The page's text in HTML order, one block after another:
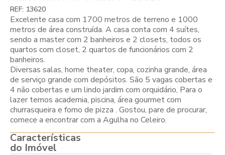
REF: 13620
Excelente casa com 1700 metros de terreno e 1000
metros de área construída. A casa conta com 4 suítes,
sendo a master com 2 banheiros e 2 closets, todos os
quartos com closet, 2 quartos de funcionários com 2
banheiros.
Diversas salas, home theater, copa, cozinha grande, área
de serviço grande com depósitos. São 5 vagas cobertas e
4 não cobertas e um lindo jardim com orquidário, Para o
lazer temos academia, piscina, área gourmet com
churrasqueira e forno de pizza . Gostou, pare de procurar,
comece a encontrar com a Agulha no Celeiro.
Características
do Imóvel